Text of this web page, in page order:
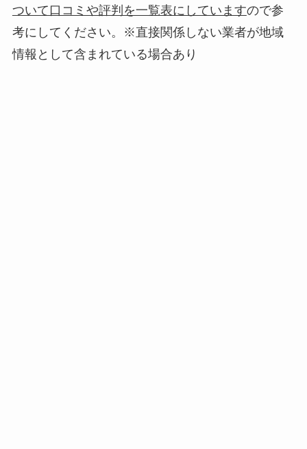
ついて口コミや評判を一覧表にしていますので参
考にしてください。※直接関係しない業者が地域
情報として含まれている場合あり